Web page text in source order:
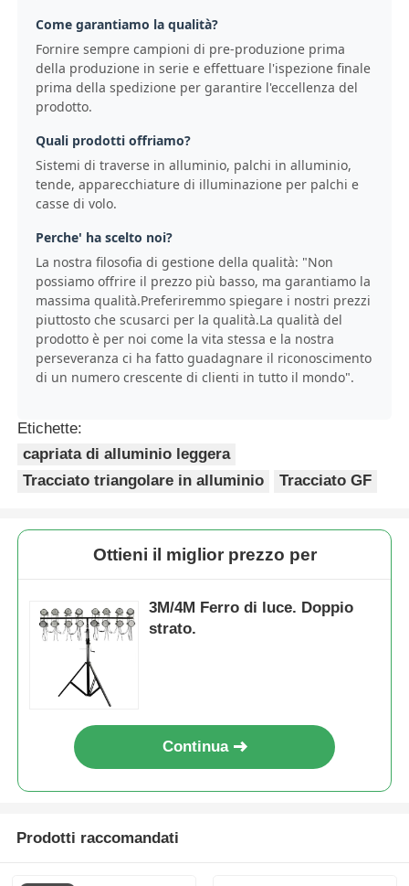
Come garantiamo la qualità?
Fornire sempre campioni di pre-produzione prima
della produzione in serie e effettuare l'ispezione finale
prima della spedizione per garantire l'eccellenza del
prodotto.
Quali prodotti offriamo?
Sistemi di traverse in alluminio, palchi in alluminio,
tende, apparecchiature di illuminazione per palchi e
casse di volo.
Perche' ha scelto noi?
La nostra filosofia di gestione della qualità: "Non
possiamo offrire il prezzo più basso, ma garantiamo la
massima qualità.Preferiremmo spiegare i nostri prezzi
piuttosto che scusarci per la qualità.La qualità del
prodotto è per noi come la vita stessa e la nostra
perseveranza ci ha fatto guadagnare il riconoscimento
di un numero crescente di clienti in tutto il mondo".
Etichette:
capriata di alluminio leggera
Tracciato triangolare in alluminio
Tracciato GF
Ottieni il miglior prezzo per
3M/4M Ferro di luce. Doppio
strato.
Continua
Prodotti raccomandati